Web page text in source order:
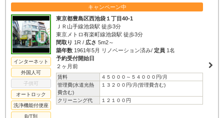
キャンペーン中
インターネット
外国人可
子供可
オートロック
洗浄機能付便座
B/T別
東京都豊島区西池袋１丁目40-1
ＪＲ山手線池袋駅 徒歩3分
東京メトロ有楽町線池袋駅 徒歩3分
間取り 1R / 広さ 5m2～
築年数 1961年5月 リノベーション済み/ 定員 1名
予約受付開始日
２ヶ月前
賃料
４５０００～５４０００円/月
管理費(水道光熱
費含む)
１３２００円/月(管理費含む)
クリーニング代 １２１００円